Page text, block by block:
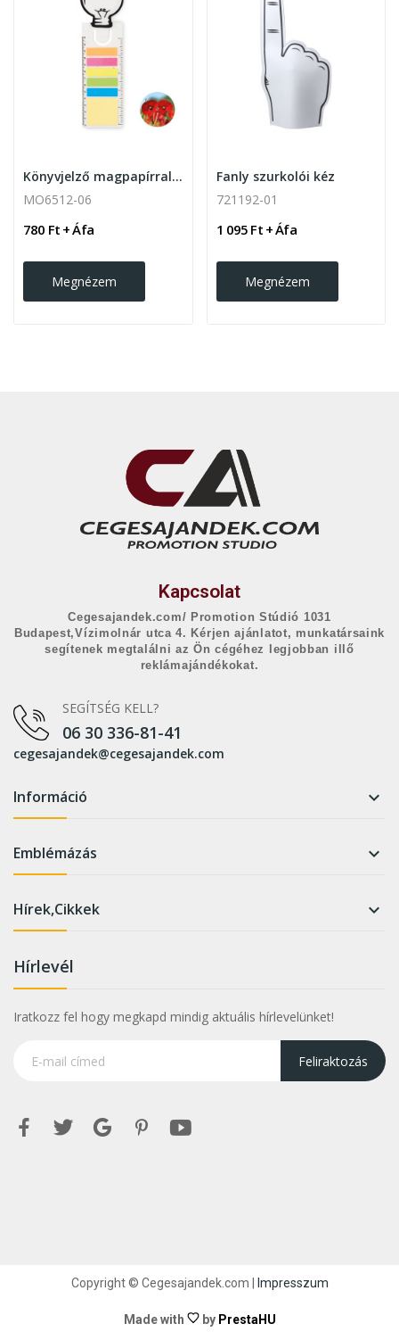
Könyvjelző magpapírral, fehér
MO6512-06
780 Ft + Áfa
Megnézem
Fanly szurkolói kéz
721192-01
1 095 Ft + Áfa
Megnézem
Kapcsolat
Cegesajandek.com/ Promotion Stúdió 1031
Budapest,Vízimolnár utca 4. Kérjen ajánlatot, munkatársaink
segítenek megtalálni az Ön cégéhez legjobban illő
reklámajándékokat.
SEGÍTSÉG KELL?
06 30 336-81-41
cegesajandek@cegesajandek.com
Információ 
Emblémázás 
Hírek,Cikkek 
Hírlevél
Iratkozz fel hogy megkapd mindig aktuális hírlevelünket!
Feliraktozás
Copyright © Cegesajandek.com | Impresszum
Made with by PrestaHU